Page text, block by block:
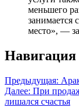
меньшего
занимается
место», —
Навигация
Предыдущая:
Далее: При
лишался счастья